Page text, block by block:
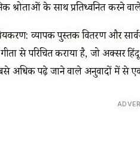
के साथ प्रतिध्वनित करने
व्यापक पुस्तक वितरण और
से परिचित कराया है, जो अक्सर हिंदू
अधिक पढ़े जाने वाले अनुवादों में से